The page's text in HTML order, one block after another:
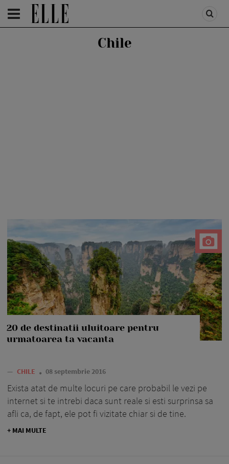
HOMEPAGE /TURISM
Chile
20 de destinatii uluitoare pentru
urmatoarea ta vacanta
— CHILE 08 septembrie 2016
Exista atat de multe locuri pe care probabil le vezi pe
internet si te intrebi daca sunt reale si esti surprinsa sa
afli ca, de fapt, ele pot fi vizitate chiar si de tine.
+ MAI MULTE